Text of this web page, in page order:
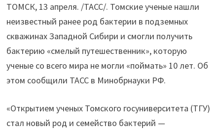
ТОМСК, 13 апреля. /ТАСС/. Томские ученые нашли
неизвестный ранее род бактерии в подземных
скважинах Западной Сибири и смогли получить
бактерию «смелый путешественник», которую
ученые со всего мира не могли «поймать» 10 лет. Об
этом сообщили ТАСС в Минобрнауки РФ.
«Открытием ученых Томского госуниверситета (ТГУ)
стал новый род и семейство бактерий —